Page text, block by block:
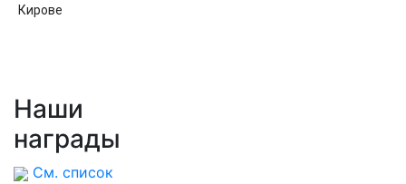
Кирове
Наши
награды
См. список